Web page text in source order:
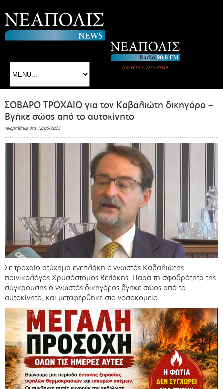
ΑΚΟΥΣΤΕ ΖΩΝΤΑΝΑ
ΣΟΒΑΡΟ ΤΡΟΧΑΙΟ για τον Καβαλιώτη δικηγόρο –
Βγήκε σώος από το αυτοκίνητο
Αναρτήθηκε στις 12/06/2025
Σε τροχαίο ατύχημα ενεπλάκη ο γνωστός Καβαλιώτης
ποινικολόγος Χρυσόστομος Βελάκης. Παρά τη σφοδρότητα της
σύγκρουσης ο γνωστός δικηγόρος βγήκε σώος από το
αυτοκίνητο, και μεταφέρθηκε στο νοσοκομείο.